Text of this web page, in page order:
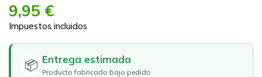
9,95 €
Impuestos incluidos
📦 Entrega estimada
Producto fabricado bajo pedido